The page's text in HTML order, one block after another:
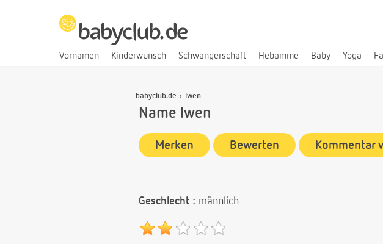
Vornamen Kinderwunsch Schwangerschaft Hebamme Baby Yoga
babyclub.de Iwen
Name Iwen
Merken Bewerten Kommentar
Geschlecht : männlich